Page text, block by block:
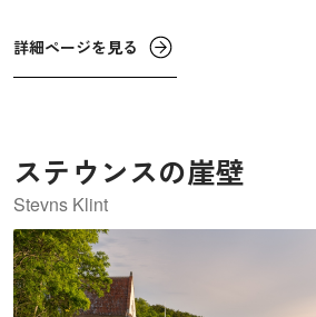
年前にこの地で暮らしていた人類で、
の祖先と思われましたが、現在では初
原始的な特徴を残していますが、こ
出土し、それらから彼らが狩猟や獲物
ことがわかっています。われわれが
人」も一様ではなく、各地でさまざま
特徴を持っていたようです。
詳細ページを見る
ステウンスの崖壁
Stevns Klint